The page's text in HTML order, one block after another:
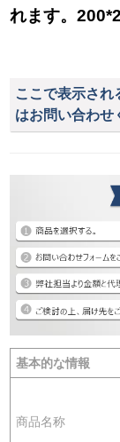
れます。
ここで表示され
はお問い合わせ
基本的な情報
商品名称